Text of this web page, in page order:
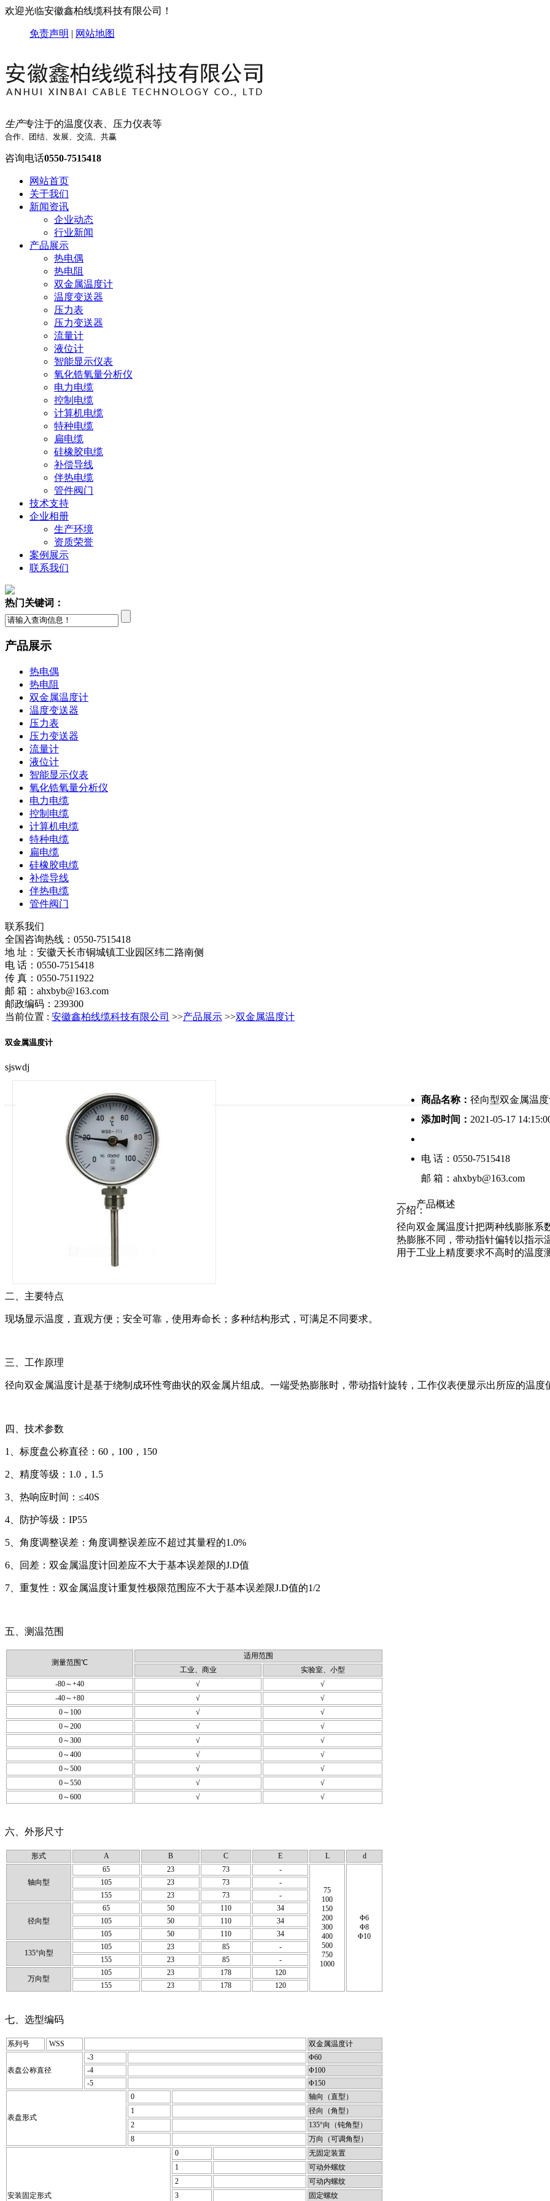
欢迎光临安徽鑫柏线缆科技有限公司！
免责声明 | 网站地图
生产专注于的温度仪表、压力仪表等
合作、团结、发展、交流、共赢
咨询电话0550-7515418
网站首页
关于我们
新闻资讯
企业动态
行业新闻
产品展示
热电偶
热电阻
双金属温度计
温度变送器
压力表
压力变送器
流量计
液位计
智能显示仪表
氧化锆氧量分析仪
电力电缆
控制电缆
计算机电缆
特种电缆
扁电缆
硅橡胶电缆
补偿导线
伴热电缆
管件阀门
技术支持
企业相册
生产环境
资质荣誉
案例展示
联系我们
热门关键词：
产品展示
热电偶
热电阻
双金属温度计
温度变送器
压力表
压力变送器
流量计
液位计
智能显示仪表
氧化锆氧量分析仪
电力电缆
控制电缆
计算机电缆
特种电缆
扁电缆
硅橡胶电缆
补偿导线
伴热电缆
管件阀门
联系我们
全国咨询热线： 0550-7515418
地 址：安徽天长市铜城镇工业园区纬二路南侧
电 话：0550-7515418
传 真：0550-7511922
邮 箱：ahxbyb@163.com
邮政编码：239300
当前位置 : 安徽鑫柏线缆科技有限公司 >>产品展示 >>双金属温度计
双金属温度计
sjswdj
商品名称： 径向型双金属温
添加时间： 2021-05-17
电 话：0550-7515418
邮 箱：ahxbyb@163.com
介绍：
一、产品概述
径向双金属温度计把两种线膨胀系
热膨胀不同，带动指针偏转以指示
用于工业上精度要求不高时的温度
二、主要特点
现场显示温度，直观方便；安全可靠，使用寿命长；多种结构形式，可满足不同要求。
三、工作原理
径向双金属温度计是基于绕制成环性弯曲状的双金属片组成。一端受热膨胀时，带动指针旋转，工作仪表便显示出所应的温度
四、技术参数
1、标度盘公称直径：60，100，150
2、精度等级：1.0，1.5
3、热响应时间：≤40S
4、防护等级：IP55
5、角度调整误差：角度调整误差应不超过其量程的1.0%
6、回差：双金属温度计回差应不大于基本误差限的J.D值
7、重复性：双金属温度计重复性极限范围应不大于基本误差限J.D值的1/2
五、测温范围
测量范围℃
适用范围
工业、商业
实验室、小型
-80～+40
√
√
-40～+80
√
√
0～100
√
√
0～200
√
√
0～300
√
√
0～400
√
√
0～500
√
√
0～550
√
√
0～600
√ √
六、外形尺寸
形式 A B C E L d
轴向型
65 23 73 -
75
100
150
200
300
400
500
750
1000
Φ6
Φ8
Φ10
105 23 73
-
155
23 73 -
径向型
65 50 110
34
105
50 110
34
105
50 110 34
135°向型
105 23 85
-
155
23 85 -
万向型
105 23 178
120
155
23 178 120
七、选型编码
系列号 WSS 双金属温度计
表盘公称直径
-3
Φ60
-4
Φ100
-5
Φ150
表盘形式
0
轴向（直型）
1
径向（角型）
2
135°向（钝角型）
8
万向（可调角型）
安装固定形式
0
无固定装置
1
可动外螺纹
2
可动内螺纹
3
固定螺纹